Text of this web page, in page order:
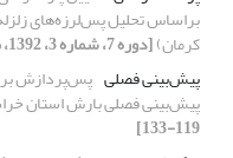
کرمان)[دوره 7، شماره 3، 1392، صفحه 134-145]
پیش‌بینی فصلی
پیش‌بینی فصلی بارش استان
119-133]